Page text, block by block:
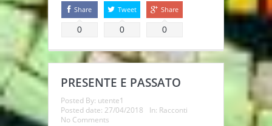
Share
0
Tweet
0
Share
0
PRESENTE E PASSATO
Posted By: utente1
Posted date: 27/04/2018 In: Racconti
No Comments